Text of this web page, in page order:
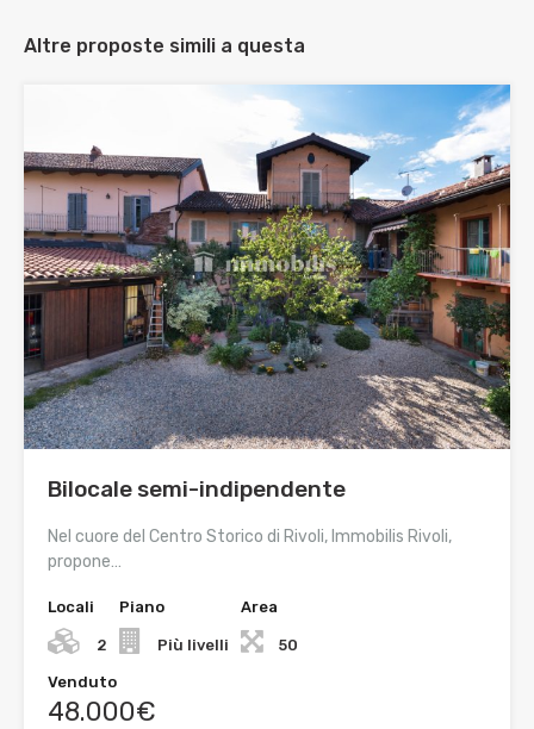
Altre proposte simili a questa
Bilocale semi-indipendente
Nel cuore del Centro Storico di Rivoli, Immobilis Rivoli,
propone…
Locali
2
Piano
Più livelli
Area
50
Venduto
48.000€